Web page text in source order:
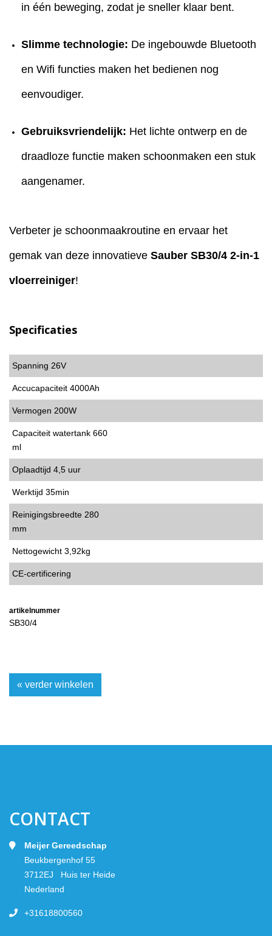
in één beweging, zodat je sneller klaar bent.
Slimme technologie: De ingebouwde Bluetooth
en Wifi functies maken het bedienen nog
eenvoudiger.
Gebruiksvriendelijk: Het lichte ontwerp en de
draadloze functie maken schoonmaken een stuk
aangenamer.
Verbeter je schoonmaakroutine en ervaar het
gemak van deze innovatieve Sauber SB30/4 2-in-1
vloerreiniger!
Specificaties
Spanning 26V
Accucapaciteit 4000Ah
Vermogen 200W
Capaciteit watertank 660
ml
Oplaadtijd 4,5 uur
Werktijd 35min
Reinigingsbreedte 280
mm
Nettogewicht 3,92kg
CE-certificering
artikelnummer
SB30/4
« verder winkelen
CONTACT
Meijer Gereedschap
Beukbergenhof 55
3712EJ Huis ter Heide
Nederland
+31618800560